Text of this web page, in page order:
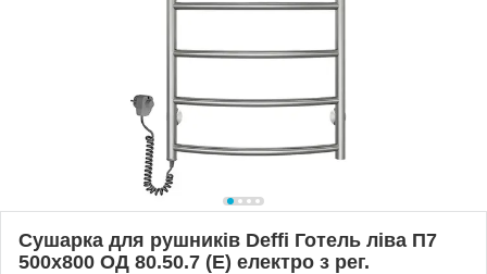
Сушарка для рушників Deffi Готель ліва П7
500x800 ОД 80.50.7 (Е) електро з рег.